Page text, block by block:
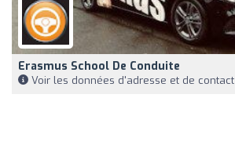
Erasmus School De Conduite
Voir les données d'adresse et de contact